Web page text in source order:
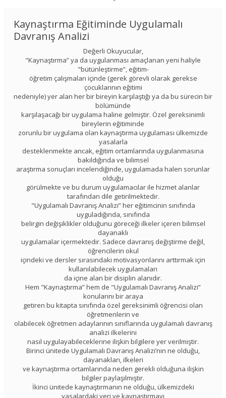
Kaynaştırma Eğitiminde Uygulamalı
Davranış Analizi
Değerli Okuyucular,
"Kaynaştırma” ya da uygulanması amaçlanan yeni haliyle
"bütünleştirme”, eğitim-
öğretim çalışmaları içinde (gerek görevli olarak gerekse
çocuklarının eğitimi
nedeniyle) yer alan her bir bireyin karşılaştığı ya da bu sürecin bir
bölümünde
karşılaşacağı bir uygulama haline gelmiştir. Özel gereksinimli
bireylerin eğitiminde
zorunlu bir uygulama olan kaynaştırma uygulaması ülkemizde
yasalarla
desteklenmekte ancak, eğitim ortamlarında uygulanmasına
bakıldığında ve bilimsel
araştırma sonuçları incelendiğinde, uygulamada halen sorunlar
olduğu
görülmekte ve bu durum uygulamacılar ile hizmet alanlar
tarafından dile getirilmektedir.
"Uygulamalı Davranış Analizi” her eğitimcinin sınıfında
uyguladığında, sınıfında
belirgin değişiklikler olduğunu göreceği ilkeler içeren bilimsel
dayanaklı
uygulamalar içermektedir. Sadece davranış değiştirme değil,
öğrencilerin okul
içindeki ve dersler sırasındaki motivasyonlarını arttırmak için
kullanılabilecek uygulamaları
da içine alan bir disiplin alanıdır.
Hem "Kaynaştırma” hem de "Uygulamalı Davranış Analizi”
konularını bir araya
getiren bu kitapta sınıfında özel gereksinimli öğrencisi olan
öğretmenlerin ve
olabilecek öğretmen adaylarının sınıflarında uygulamalı davranış
analizi ilkelerini
nasıl uygulayabileceklerine ilişkin bilgilere yer verilmiştir.
Birinci ünitede Uygulamalı Davranış Analizi’nin ne olduğu,
dayanakları, ilkeleri
ve kaynaştırma ortamlarında neden gerekli olduğuna ilişkin
bilgiler paylaşılmıştır.
İkinci ünitede kaynaştırmanın ne olduğu, ülkemizdeki